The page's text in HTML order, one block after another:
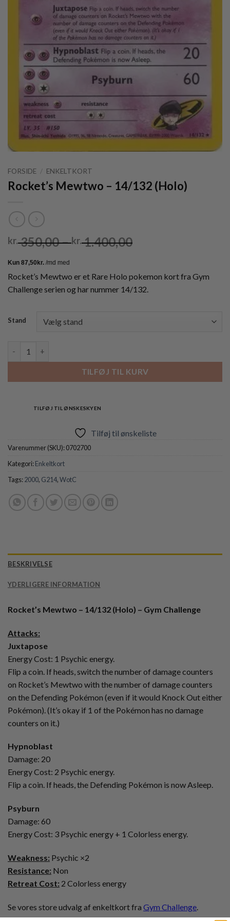
FORSIDE / ENKELTKORT
Rocket’s Mewtwo – 14/132 (Holo)
kr.350,00– kr.1.400,00Prisinterval:
kr. 1.400,00
Rocket’s Mewtwo er et Rare Holo pokemon kort fra Gym
Challenge serien og har nummer 14/132.
Stand
TILFØJ TIL KURV
TILFØJ TIL ØNSKESKYEN
Tilføj til ønskeliste
Varenummer (SKU):0702700
Kategori:Enkeltkort
Tags:2000, G214,WotC
BESKRIVELSE
YDERLIGERE INFORMATION
Rocket’s Mewtwo – 14/132 (Holo) – Gym Challenge
Attacks:
Juxtapose
Energy Cost: 1 Psychic energy.
Flip a coin. If heads, switch the number of damage counters
on Rocket’s Mewtwo with the number of damage counters
on the Defending Pokémon (even if it would Knock Out either
Pokémon). (It’s okay if 1 of the Pokémon has no damage
counters on it.)
Hypnoblast
Damage: 20
Energy Cost: 2 Psychic energy.
Flip a coin. If heads, the Defending Pokémon is now Asleep.
Psyburn
Damage: 60
Energy Cost: 3 Psychic energy + 1 Colorless energy.
Weakness: Psychic ×2
Resistance: Non
Retreat Cost: 2 Colorless energy
Se vores store udvalg af enkeltkort fra Gym Challenge